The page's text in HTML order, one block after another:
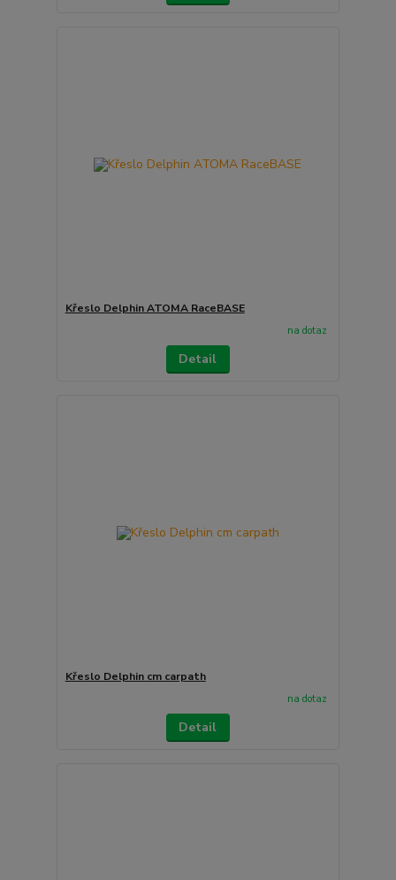
Křeslo Delphin ATOMA RaceBASE
na dotaz
Detail
Křeslo Delphin cm carpath
na dotaz
Detail